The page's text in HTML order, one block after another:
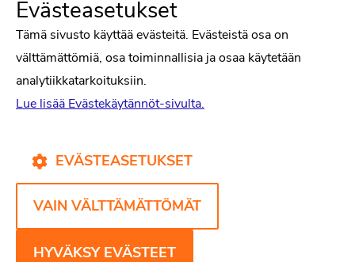
Psykologiliiton sivut
Tiede
Puheenvuorot
Kirjat
Yhteystiedot
Evästekäytännöt
Evästeasetukset
Tämä sivusto käyttää evästeitä. Evästeistä osa on
välttämättömiä, osa toiminnallisia ja osaa käytetään
analytiikkatarkoituksiin.
Lue lisää Evästekäytännöt-sivulta.
EVÄSTEASETUKSET
VAIN VÄLTTÄMÄTTÖMÄT
HYVÄKSY EVÄSTEET